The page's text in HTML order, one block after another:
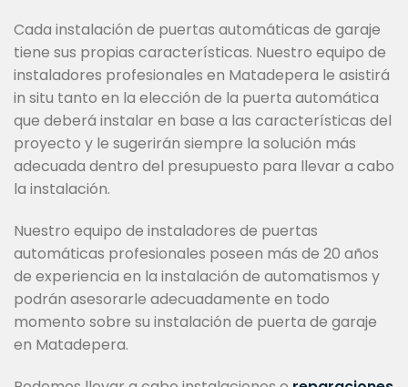
Cada instalación de puertas automáticas de garaje
tiene sus propias características. Nuestro equipo de
instaladores profesionales en Matadepera le asistirá
in situ tanto en la elección de la puerta automática
que deberá instalar en base a las características del
proyecto y le sugerirán siempre la solución más
adecuada dentro del presupuesto para llevar a cabo
la instalación.
Nuestro equipo de instaladores de puertas
automáticas profesionales poseen más de 20 años
de experiencia en la instalación de automatismos y
podrán asesorarle adecuadamente en todo
momento sobre su instalación de puerta de garaje
en Matadepera.